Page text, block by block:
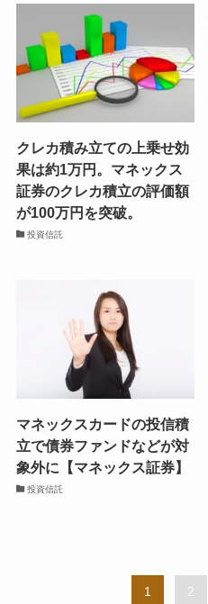
クレカ積み立ての上乗せ効
果は約1万円。マネックス
証券のクレカ積立の評価額
が100万円を突破。
投資信託
マネックスカードの投信積
立で債券ファンドなどが対
象外に【マネックス証券】
投資信託
1 2